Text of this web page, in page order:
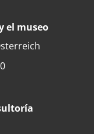
el museo